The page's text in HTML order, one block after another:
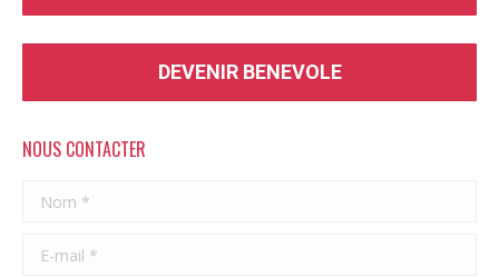
DEVENIR BENEVOLE
NOUS CONTACTER
Nom *
E-mail *